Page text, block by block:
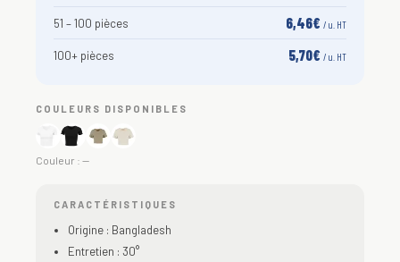
51 – 100 pièces 6,46€ / u. HT
100+ pièces 5,70€ / u. HT
COULEURS DISPONIBLES
Couleur : —
CARACTÉRISTIQUES
Origine : Bangladesh
Entretien : 30°